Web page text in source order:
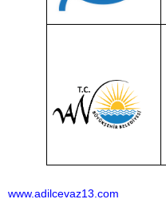
www.adilcevaz13.com